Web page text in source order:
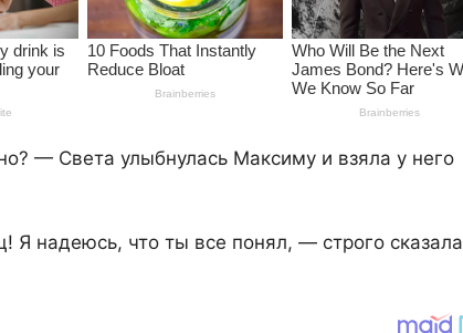
— Света улыбнулась Максиму и взяла у него
надеюсь, что ты все понял, — строго сказала